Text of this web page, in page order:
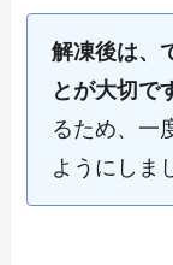
解凍後は、
とが大切で
るため、一
ようにしま